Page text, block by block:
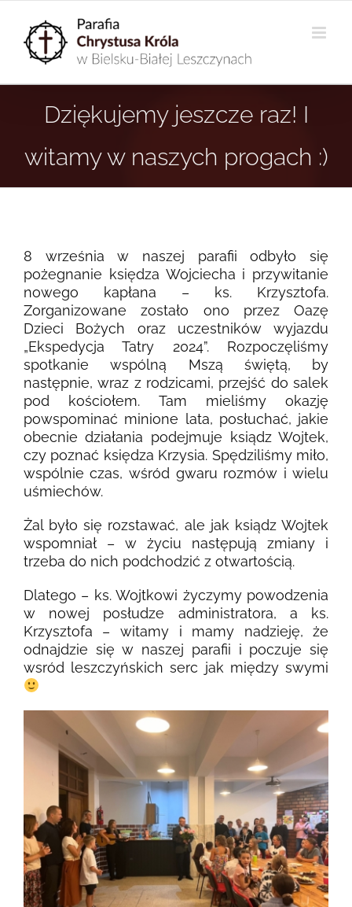
zawartości
Dziękujemy jeszcze raz! I
witamy w naszych progach :)
8 września w naszej parafii odbyło się
pożegnanie księdza Wojciecha i przywitanie
nowego kapłana – ks. Krzysztofa.
Zorganizowane zostało ono przez Oazę
Dzieci Bożych oraz uczestników wyjazdu
„Ekspedycja Tatry 2024”. Rozpoczęliśmy
spotkanie wspólną Mszą świętą, by
następnie, wraz z rodzicami, przejść do salek
pod kościołem. Tam mieliśmy okazję
powspominać minione lata, posłuchać, jakie
obecnie działania podejmuje ksiądz Wojtek,
czy poznać księdza Krzysia. Spędziliśmy miło,
wspólnie czas, wśród gwaru rozmów i wielu
uśmiechów.
Żal było się rozstawać, ale jak ksiądz Wojtek
wspomniał – w życiu następują zmiany i
trzeba do nich podchodzić z otwartością.
Dlatego – ks. Wojtkowi życzymy powodzenia
w nowej posłudze administratora, a ks.
Krzysztofa – witamy i mamy nadzieję, że
odnajdzie się w naszej parafii i poczuje się
wsród leszczyńskich serc jak między swymi